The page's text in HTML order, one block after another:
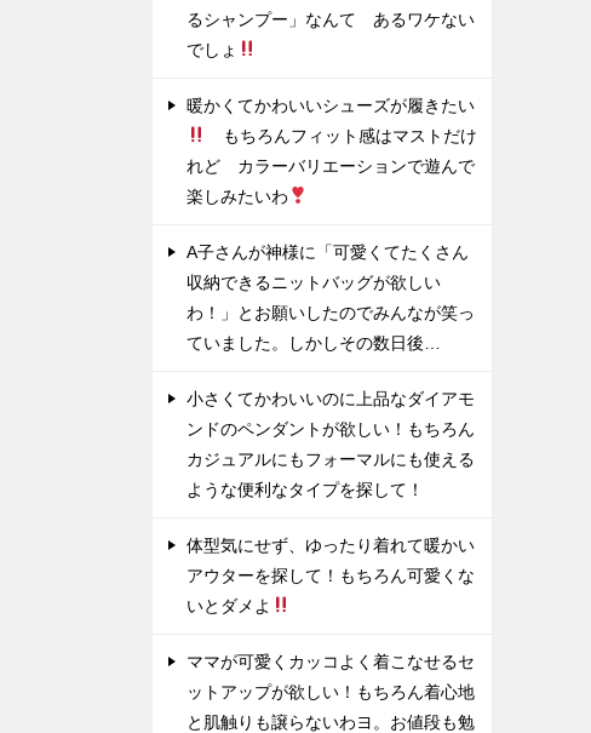
るシャンプー」なんて あるワケない
でしょ
暖かくてかわいいシューズが履きたい
もちろんフィット感はマストだけ
れど カラーバリエーションで遊んで
楽しみたいわ
A子さんが神様に「可愛くてたくさん
収納できるニットバッグが欲しい
わ！」とお願いしたのでみんなが笑っ
ていました。しかしその数日後…
小さくてかわいいのに上品なダイアモ
ンドのペンダントが欲しい！もちろん
カジュアルにもフォーマルにも使える
ような便利なタイプを探して！
体型気にせず、ゆったり着れて暖かい
アウターを探して！もちろん可愛くな
いとダメよ
ママが可愛くカッコよく着こなせるセ
ットアップが欲しい！もちろん着心地
と肌触りも譲らないわヨ。お値段も勉